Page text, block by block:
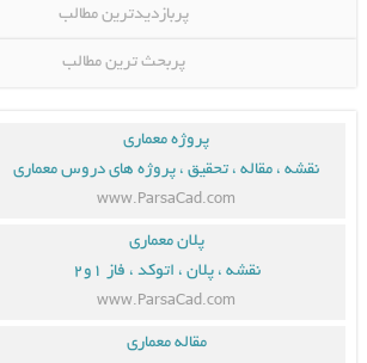
پربازدیدترین مطالب
پربحث ترین مطالب
پروژه معماری
نقشه ، مقاله ، تحقیق ، پروژه های دروس معماری
www.ParsaCad.com
پلان معماری
نقشه ، پلان ، اتوکد ، فاز ۱و۲
www.ParsaCad.com
مقاله معماری